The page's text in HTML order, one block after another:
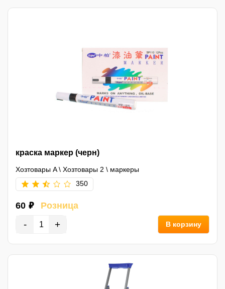
краска маркер (черн)
Хозтовары A\ Хозтовары 2 \ маркеры
350
60 ₽ Розница
- + В корзину